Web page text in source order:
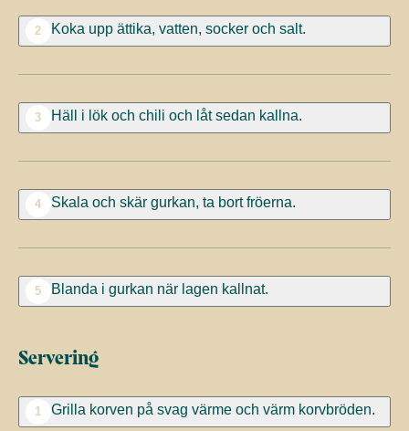
2 Koka upp ättika, vatten, socker och salt.
3 Häll i lök och chili och låt sedan kallna.
4 Skala och skär gurkan, ta bort fröerna.
5 Blanda i gurkan när lagen kallnat.
Servering
1 Grilla korven på svag värme och värm korvbröden.